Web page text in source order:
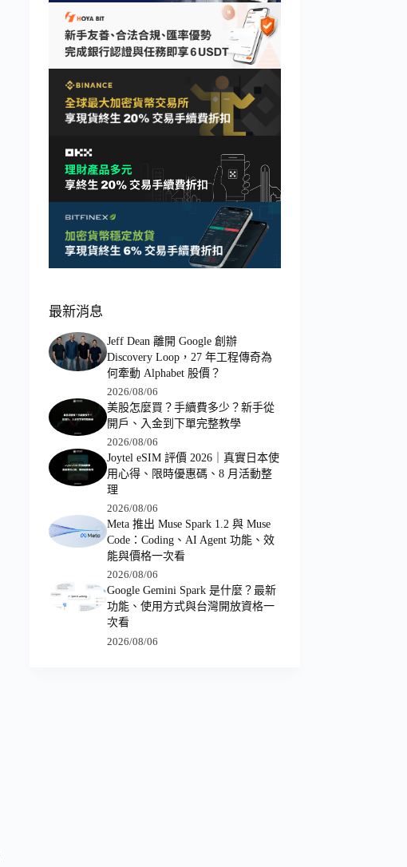
最新消息
Jeff Dean 離開 Google 創辦
Discovery Loop，27 年工程傳奇為
何牽動 Alphabet 股價？
2026/08/06
美股怎麼買？手續費多少？新手從
開戶、入金到下單完整教學
2026/08/06
Joytel eSIM 評價 2026｜真實日本使
用心得、限時優惠碼、8 月活動整
理
2026/08/06
Meta 推出 Muse Spark 1.2 與 Muse
Code：Coding、AI Agent 功能、效
能與價格一次看
2026/08/06
Google Gemini Spark 是什麼？最新
功能、使用方式與台灣開放資格一
次看
2026/08/06